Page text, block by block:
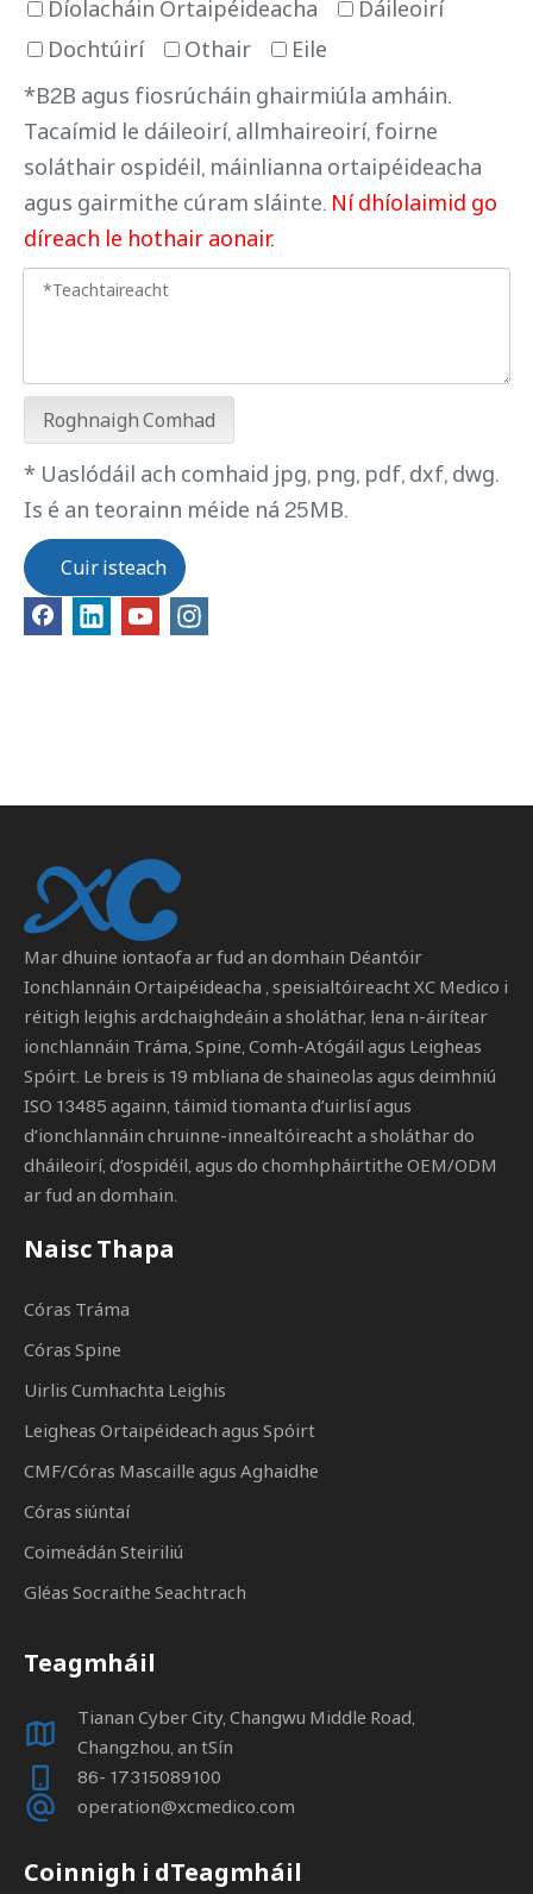
Díolacháin Ortaipéideacha
Dáileoirí
Dochtúirí
Othair
Eile
*B2B agus fiosrúcháin ghairmiúla amháin.
Tacaímid le dáileoirí, allmhaireoirí, foirne
soláthair ospidéil, máinlianna ortaipéideacha
agus gairmithe cúram sláinte. Ní dhíolaimid go
díreach le hothair aonair.
Roghnaigh Comhad
* Uaslódáil ach comhaid jpg, png, pdf, dxf, dwg.
Is é an teorainn méide ná 25MB.
Cuir isteach
Mar dhuine iontaofa ar fud an domhain Déantóir
Ionchlannáin Ortaipéideacha , speisialtóireacht XC Medico i
réitigh leighis ardchaighdeáin a sholáthar, lena n-áirítear
ionchlannáin Tráma, Spine, Comh-Atógáil agus Leigheas
Spóirt. Le breis is 19 mbliana de shaineolas agus deimhniú
ISO 13485 againn, táimid tiomanta d’uirlisí agus
d’ionchlannáin chruinne-innealtóireacht a sholáthar do
dháileoirí, d’ospidéil, agus do chomhpháirtithe OEM/ODM
ar fud an domhain.
Naisc Thapa
Córas Tráma
Córas Spine
Uirlis Cumhachta Leighis
Leigheas Ortaipéideach agus Spóirt
CMF/Córas Mascaille agus Aghaidhe
Córas siúntaí
Coimeádán Steiriliú
Gléas Socraithe Seachtrach
Teagmháil
Tianan Cyber ​​City, Changwu Middle Road,
Changzhou, an tSín
86- 17315089100
operation@xcmedico.com
Coinnigh i dTeagmháil